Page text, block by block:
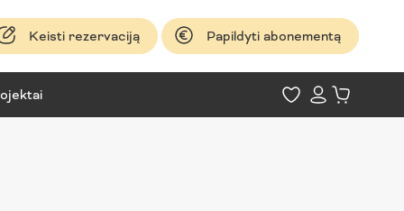
Keisti rezervaciją Papildyti abonementą